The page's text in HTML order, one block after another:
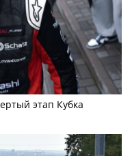
этап Кубка